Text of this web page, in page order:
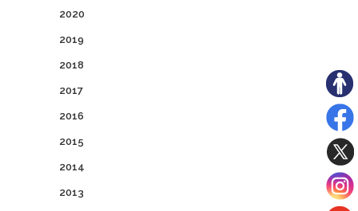
2020
2019
2018
2017
2016
2015
2014
2013